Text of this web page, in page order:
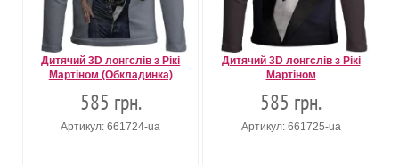
Дитячий 3D лонгслів з Рікі
Мартіном (Обкладинка)
585 грн.
Артикул: 661724-ua
Дитячий 3D лонгслів з Рікі
Мартіном
585 грн.
Артикул: 661725-ua